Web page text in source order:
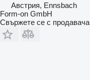
Австрия, Ennsbach
Form-on GmbH
Свържете се с продавача